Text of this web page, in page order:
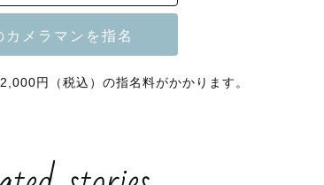
ング・マタニティフォト から始まり
ご家族様を撮影させていただけることが多い
円（税込）の指名料がかかります。